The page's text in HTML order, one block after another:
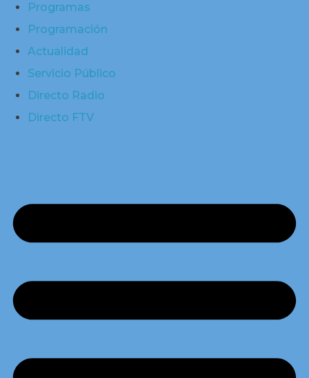
Programas
Programación
Actualidad
Servicio Público
Directo Radio
Directo FTV